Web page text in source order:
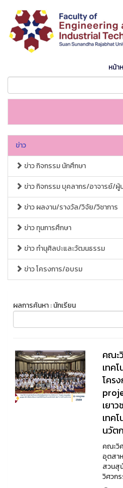
หน้า
ข่าว
ข่าว กิจกรรม นักศึกษา
ข่าว กิจกรรม บุคลากร/อาจารย์/ผู้
ข่าว ผลงาน/รางวัล/วิจัย/วิชาการ
ข่าว ทุนการศึกษา
ข่าว ทำนุศิลปะและวัฒนธรรม
ข่าว โครงการ/อบรม
ผลการค้นหา : นักเรียน
คณะ
เทค
โคร
เยา
เทค
นวัต
คณะวิ
อุตสา
สวนสุ
วิศวก